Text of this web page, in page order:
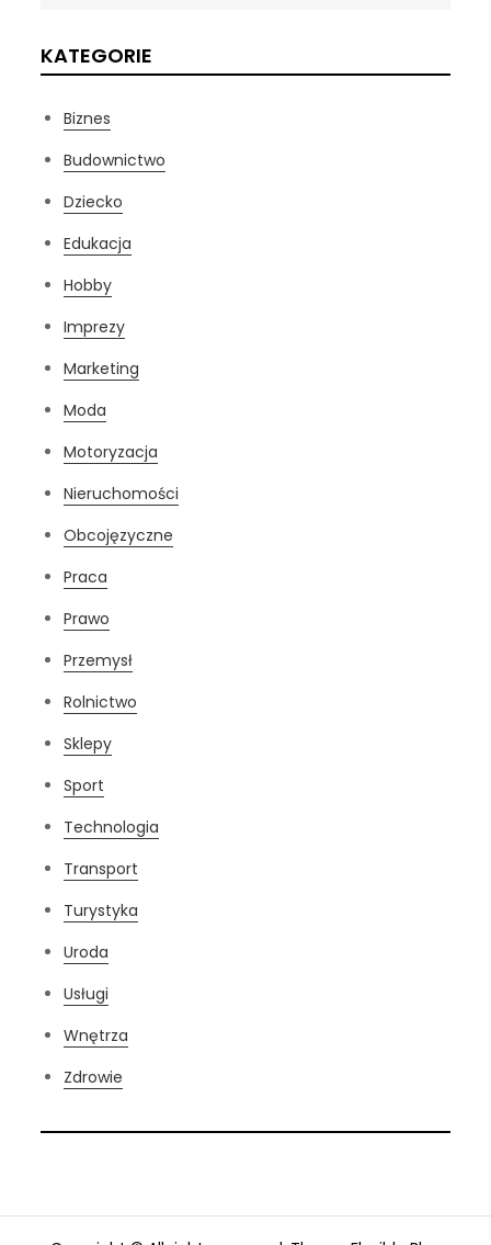
KATEGORIE
Biznes
Budownictwo
Dziecko
Edukacja
Hobby
Imprezy
Marketing
Moda
Motoryzacja
Nieruchomości
Obcojęzyczne
Praca
Prawo
Przemysł
Rolnictwo
Sklepy
Sport
Technologia
Transport
Turystyka
Uroda
Usługi
Wnętrza
Zdrowie